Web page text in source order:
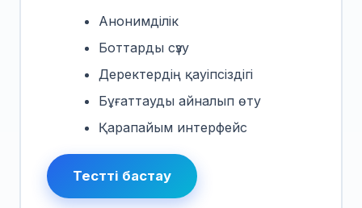
Анонимділік
Боттарды сүзу
Деректердің қауіпсіздігі
Бұғаттауды айналып өту
Қарапайым интерфейс
Тестті бастау